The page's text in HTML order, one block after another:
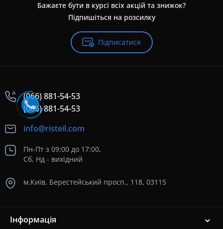
Бажаєте бути в курсі всіх акцій та знижок?
Підпишіться на розсилку
Підписатися
(066) 881-54-53
(066) 881-54-53
info@risteil.com
Пн-Пт з 09:00 до 17:00,
Сб, Нд - вихідний
м.Київ, Берестейський просп., 118, 03115
Інформація